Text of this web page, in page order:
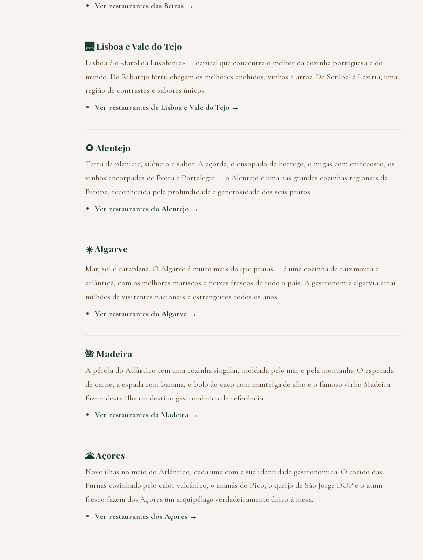
Ver restaurantes das Beiras →
🌉 Lisboa e Vale do Tejo
Lisboa é o «farol da Lusofonia» — capital que concentra o melhor da cozinha portuguesa e do
mundo. Do Ribatejo fértil chegam os melhores enchidos, vinhos e arroz. De Setúbal à Lezíria, uma
região de contrastes e sabores únicos.
Ver restaurantes de Lisboa e Vale do Tejo →
🌻 Alentejo
Terra de planície, silêncio e sabor. A açorda, o ensopado de borrego, o migas com entrecosto, os
vinhos encorpados de Évora e Portalegre — o Alentejo é uma das grandes cozinhas regionais da
Europa, reconhecida pela profundidade e generosidade dos seus pratos.
Ver restaurantes do Alentejo →
☀️ Algarve
Mar, sol e cataplana. O Algarve é muito mais do que praias — é uma cozinha de raiz moura e
atlântica, com os melhores mariscos e peixes frescos de todo o país. A gastronomia algarvia atrai
milhões de visitantes nacionais e estrangeiros todos os anos.
Ver restaurantes do Algarve →
🌺 Madeira
A pérola do Atlântico tem uma cozinha singular, moldada pelo mar e pela montanha. O espetada
de carne, a espada com banana, o bolo do caco com manteiga de alho e o famoso vinho Madeira
fazem desta ilha um destino gastronómico de referência.
Ver restaurantes da Madeira →
🌋 Açores
Nove ilhas no meio do Atlântico, cada uma com a sua identidade gastronómica. O cozido das
Furnas cozinhado pelo calor vulcânico, o ananás do Pico, o queijo de São Jorge DOP e o atum
fresco fazem dos Açores um arquipélago verdadeiramente único à mesa.
Ver restaurantes dos Açores →